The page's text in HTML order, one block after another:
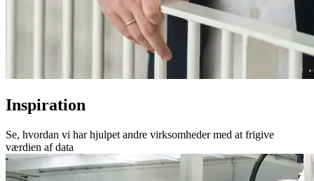
Inspiration
Se, hvordan vi har hjulpet andre virksomheder med at frigive
værdien af data